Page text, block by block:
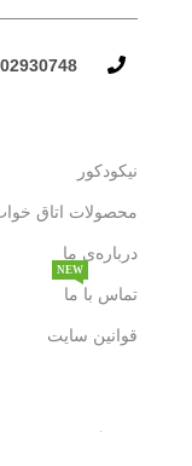
نیکودکور
محصولات اتاق
درباره‌ی ما
تماس با ما
NEW
قوانین سایت